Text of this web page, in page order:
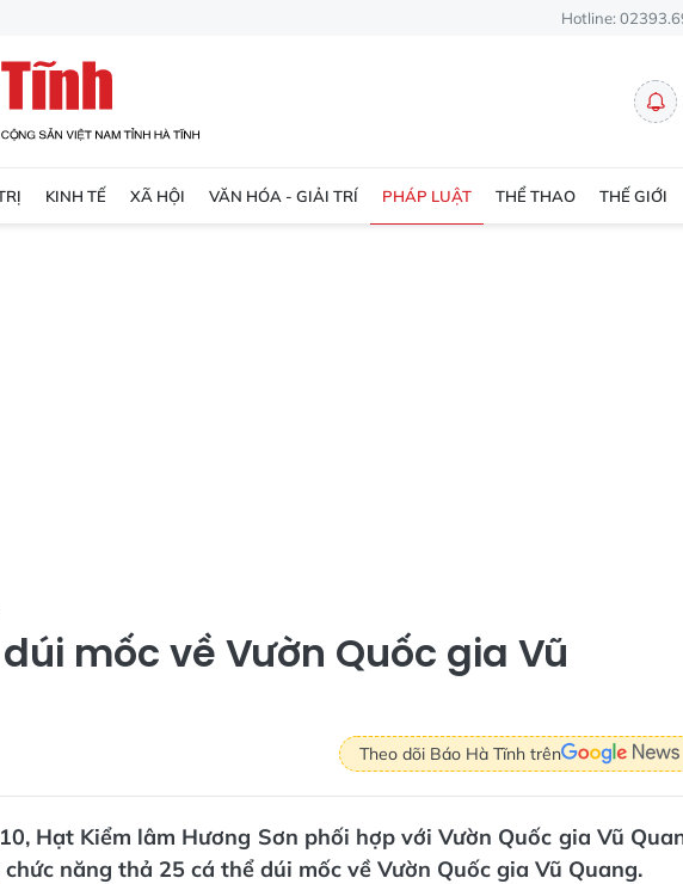
Hotline:
KINH TẾ XÃ HỘI VĂN HÓA - GIẢI TRÍ PHÁP LUẬT THỂ THAO THẾ GIỚI
mốc về Vườn Quốc gia Vũ
Theo dõi Báo Hà Tĩnh trên
Hạt Kiểm lâm Hương Sơn phối hợp với Vườn Quốc gia Vũ
năng thả 25 cá thể dúi mốc về Vườn Quốc gia Vũ Quang.